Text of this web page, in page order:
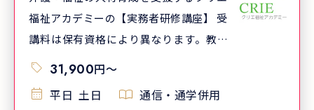
福祉アカデミーの【実務者研修講座】 受
講料は保有資格により異なります。教材
費/送料込み【分割払いOK/利息無】 厚
生労働大臣指定 一般教育訓練給付制度
指定講座
31,900円〜
平日 土日
通信・通学併用